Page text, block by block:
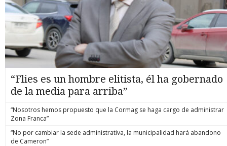
“Flies es un hombre elitista, él ha gobernado
de la media para arriba”
“Nosotros hemos propuesto que la Cormag se haga cargo de administrar
Zona Franca”
“No por cambiar la sede administrativa, la municipalidad hará abandono
de Cameron”